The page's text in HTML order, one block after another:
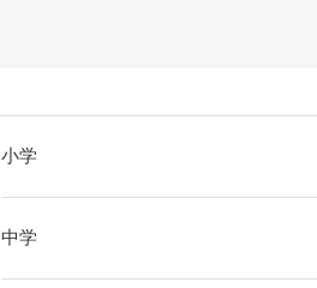
小学
中学